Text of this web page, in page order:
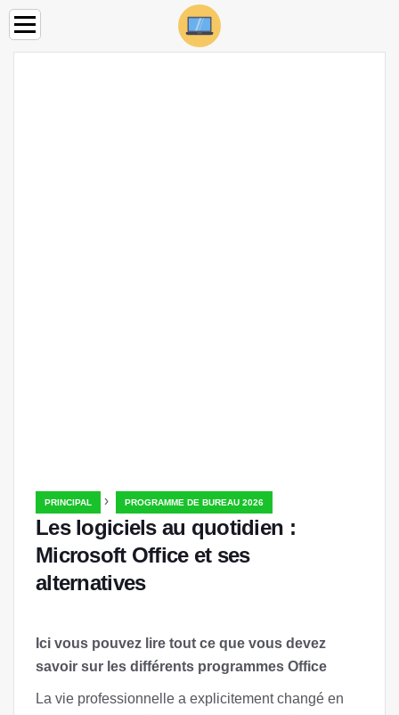
PRINCIPAL › PROGRAMME DE BUREAU 2026
Les logiciels au quotidien :
Microsoft Office et ses
alternatives
Ici vous pouvez lire tout ce que vous devez
savoir sur les différents programmes Office
La vie professionnelle a explicitement changé en